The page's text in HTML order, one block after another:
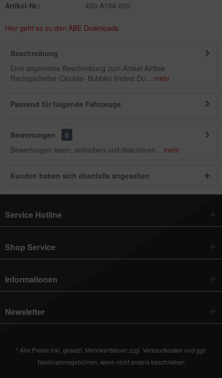
Artikel-Nr.: 400-A104-000
Hier geht es zu den ABE Downloads
Beschreibung
Eine allgemeine Beschreibung zum Artikel Airflow
Racingscheibe (Double- Bubble) findest Du... mehr
Passend für folgende Fahrzeuge
Bewertungen
0
Bewertungen lesen, schreiben und diskutieren... mehr
Kunden haben sich ebenfalls angesehen
Service Hotline
Shop Service
Informationen
Newsletter
* Alle Preise inkl. gesetzl. Mehrwertsteuer zzgl. Versandkosten und ggf.
Nachnahmegebühren, wenn nicht anders beschrieben